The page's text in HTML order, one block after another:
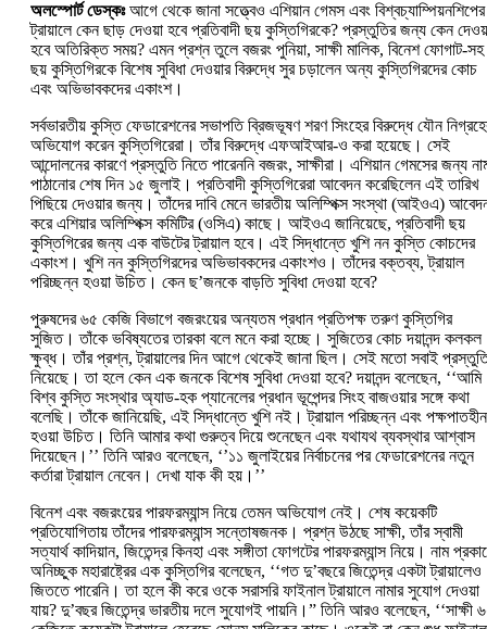
অলস্পোর্ট ডেস্কঃআগে থেকে জানা সত্ত্বেও এশিয়ান গেমস এবং বিশ্বচ্যাম্পিয়নশিপের
ট্রায়ালে কেন ছাড় দেওয়া হবে প্রতিবাদী ছয় কুস্তিগিরকে? প্রস্তুতির জন্য কেন
হবে অতিরিক্ত সময়? এমন প্রশ্ন তুলে বজরং পুনিয়া, সাক্ষী মালিক, বিনেশ ফোগাট-সহ
ছয় কুস্তিগিরকে বিশেষ সুবিধা দেওয়ার বিরুদ্ধে সুর চড়ালেন অন্য কুস্তিগিরদের কোচ
এবং অভিভাবকদের একাংশ।
সর্বভারতীয় কুস্তি ফেডারেশনের সভাপতি ব্রিজভূষণ শরণ সিংহের বিরুদ্ধে যৌন
অভিযোগ করেন কুস্তিগিরেরা। তাঁর বিরুদ্ধে এফআইআর-ও করা হয়েছে। সেই
আন্দোলনের কারণে প্রস্তুতি নিতে পারেননি বজরং, সাক্ষীরা। এশিয়ান গেমসের জন্য
পাঠানোর শেষ দিন ১৫ জুলাই। প্রতিবাদী কুস্তিগিরেরা আবেদন করেছিলেন এই তারিখ
পিছিয়ে দেওয়ার জন্য। তাঁদের দাবি মেনে ভারতীয় অলিম্পিক্স সংস্থা (আইওএ)
করে এশিয়ার অলিম্পিক্স কমিটির (ওসিএ) কাছে। আইওএ জানিয়েছে, প্রতিবাদী ছয়
কুস্তিগিরের জন্য এক বাউটের ট্রায়াল হবে। এই সিদ্ধান্তে খুশি নন কুস্তি কোচদের
একাংশ। খুশি নন কুস্তিগিরদের অভিভাবকদের একাংশও। তাঁদের বক্তব্য, ট্রায়াল
পরিচ্ছন্ন হওয়া উচিত। কেন ছ’জনকে বাড়তি সুবিধা দেওয়া হবে?
পুরুষদের ৬৫ কেজি বিভাগে বজরংয়ের অন্যতম প্রধান প্রতিপক্ষ তরুণ কুস্তিগির
সুজিত। তাঁকে ভবিষ্যতের তারকা বলে মনে করা হচ্ছে। সুজিতের কোচ দয়ানন্দ কলকল
ক্ষুব্ধ। তাঁর প্রশ্ন, ট্রায়ালের দিন আগে থেকেই জানা ছিল। সেই মতো সবাই
নিয়েছে। তা হলে কেন এক জনকে বিশেষ সুবিধা দেওয়া হবে? দয়ানন্দ বলেছেন, ‘‘আমি
বিশ্ব কুস্তি সংস্থার অ্যাড-হক প্যানেলের প্রধান ভূপেন্দর সিংহ বাজওয়ার সঙ্গে কথা
বলেছি। তাঁকে জানিয়েছি, এই সিদ্ধান্তে খুশি নই। ট্রায়াল পরিচ্ছন্ন এবং পক্ষপাতহীন
হওয়া উচিত। তিনি আমার কথা গুরুত্ব দিয়ে শুনেছেন এবং যথাযথ ব্যবস্থার আশ্বাস
দিয়েছেন।’’ তিনি আরও বলেছেন, ‘’১১ জুলাইয়ের নির্বাচনের পর ফেডারেশনের নতুন
কর্তারা ট্রায়াল নেবেন। দেখা যাক কী হয়।’’
বিনেশ এবং বজরংয়ের পারফরম্যান্স নিয়ে তেমন অভিযোগ নেই। শেষ কয়েকটি
প্রতিযোগিতায় তাঁদের পারফরম্যান্স সন্তোষজনক। প্রশ্ন উঠছে সাক্ষী, তাঁর স্বামী
সত্যার্থ কাদিয়ান, জিতেন্দ্র কিনহা এবং সঙ্গীতা ফোগটের পারফরম্যান্স নিয়ে। নাম
অনিচ্ছুক মহারাষ্ট্রের এক কুস্তিগির বলেছেন, ‘‘গত দু’বছরে জিতেন্দ্র একটা ট্রায়ালেও
জিততে পারেনি। তা হলে কী করে ওকে সরাসরি ফাইনাল ট্রায়ালে নামার সুযোগ দেওয়া
যায়? দু’বছর জিতেন্দ্র ভারতীয় দলে সুযোগই পায়নি।” তিনি আরও বলেছেন, ‘‘সাক্ষী